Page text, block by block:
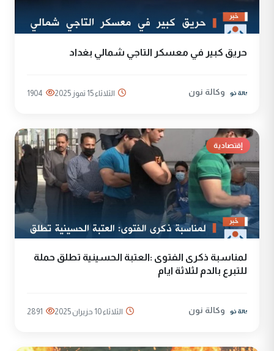
حريق كبير في معسكر التاجي شمالي بغداد
وكالة نون الثلاثاء 15 تموز 2025 1904
إقتصادية
لمناسبة ذكرى الفتوى :العتبة الحسينية تطلق حملة
للتبرع بالدم لثلاثة ايام
وكالة نون الثلاثاء 10 حزيران 2025 2891